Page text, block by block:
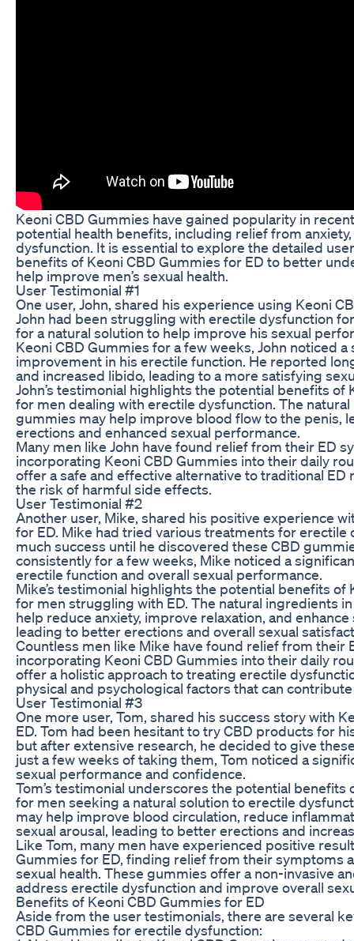
Keoni CBD Gummies have gained popularity in
potential health benefits, including relief from
dysfunction. It is essential to explore the detailed
benefits of Keoni CBD Gummies for ED to better
help improve men’s sexual health.
User Testimonial #1
One user, John, shared his experience using Keoni
John had been struggling with erectile dysfunction
for a natural solution to help improve his sexual
Keoni CBD Gummies for a few weeks, John noticed a
improvement in his erectile function. He reported
and increased libido, leading to a more satisfying
John’s testimonial highlights the potential benefits of
for men dealing with erectile dysfunction. The
gummies may help improve blood flow to the penis,
erections and enhanced sexual performance.
Many men like John have found relief from their ED
incorporating Keoni CBD Gummies into their daily
offer a safe and effective alternative to traditional ED
the risk of harmful side effects.
User Testimonial #2
Another user, Mike, shared his positive experience
for ED. Mike had tried various treatments for erectile
much success until he discovered these CBD
consistently for a few weeks, Mike noticed a
erectile function and overall sexual performance.
Mike’s testimonial highlights the potential benefits of
for men struggling with ED. The natural ingredients
help reduce anxiety, improve relaxation, and enhance
leading to better erections and overall sexual
Countless men like Mike have found relief from their
incorporating Keoni CBD Gummies into their daily
offer a holistic approach to treating erectile
physical and psychological factors that can contribute
User Testimonial #3
One more user, Tom, shared his success story with
ED. Tom had been hesitant to try CBD products for
but after extensive research, he decided to give
just a few weeks of taking them, Tom noticed a
sexual performance and confidence.
Tom’s testimonial underscores the potential benefits
for men seeking a natural solution to erectile
may help improve blood circulation, reduce
sexual arousal, leading to better erections and
Like Tom, many men have experienced positive
Gummies for ED, finding relief from their symptoms
sexual health. These gummies offer a non-invasive
address erectile dysfunction and improve overall
Benefits of Keoni CBD Gummies for ED
Aside from the user testimonials, there are several
CBD Gummies for erectile dysfunction: